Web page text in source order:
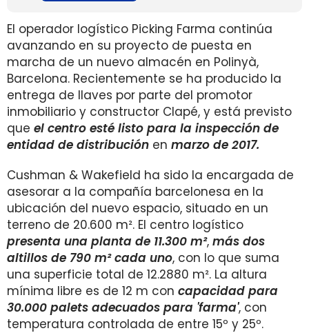
El operador logístico Picking Farma continúa
avanzando en su proyecto de puesta en
marcha de un nuevo almacén en Polinyà,
Barcelona. Recientemente se ha producido la
entrega de llaves por parte del promotor
inmobiliario y constructor Clapé, y está previsto
que el centro esté listo para la inspección de
entidad de distribución en marzo de 2017.
Cushman & Wakefield ha sido la encargada de
asesorar a la compañía barcelonesa en la
ubicación del nuevo espacio, situado en un
terreno de 20.600 m². El centro logístico
presenta una planta de 11.300 m², más dos
altillos de 790 m² cada uno, con lo que suma
una superficie total de 12.2880 m². La altura
mínima libre es de 12 m con capacidad para
30.000 palets adecuados para 'farma', con
temperatura controlada de entre 15º y 25º.